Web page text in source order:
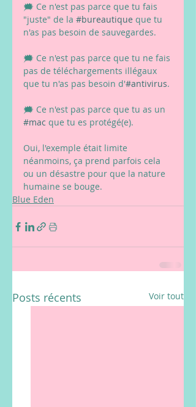
🗯 Ce n'est pas parce que tu fais
"juste" de la #bureautique que tu
n'as pas besoin de sauvegardes.
🗯 Ce n'est pas parce que tu ne fais
pas de téléchargements illégaux
que tu n'as pas besoin d'#antivirus.
🗯 Ce n'est pas parce que tu as un
#mac que tu es protégé(e).
Oui, l'exemple était limite
néanmoins, ça prend parfois cela
ou un désastre pour que la nature
humaine se bouge.
Blue Eden
Posts récents Voir tout